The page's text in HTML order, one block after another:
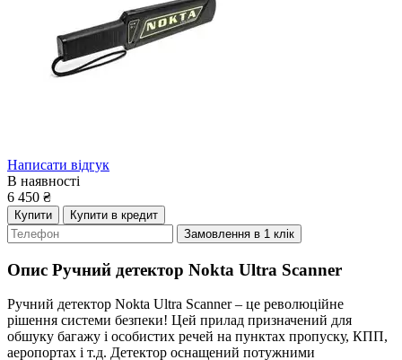
Написати відгук
В наявності
6 450 ₴
Купити
Купити в кредит
Замовлення в 1 клік
Опис Ручний детектор Nokta Ultra Scanner
Ручний детектор Nokta Ultra Scanner – це революційне
рішення системи безпеки! Цей прилад призначений для
обшуку багажу і особистих речей на пунктах пропуску, КПП,
аеропортах і т.д. Детектор оснащений потужними